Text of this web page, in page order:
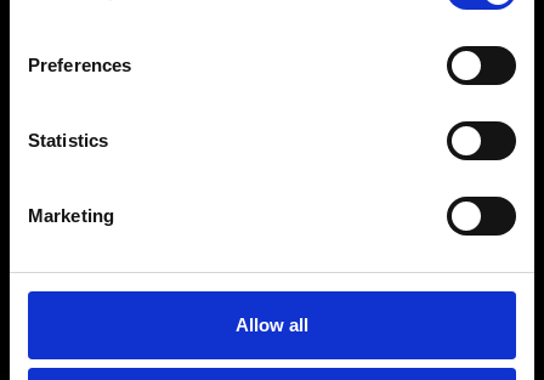
Preferences
Statistics
Marketing
Allow all